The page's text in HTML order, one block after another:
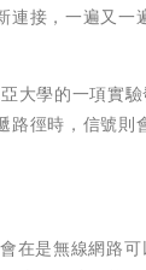
接，一遍又
大學的一項實
徑時，信號
在是無線網路